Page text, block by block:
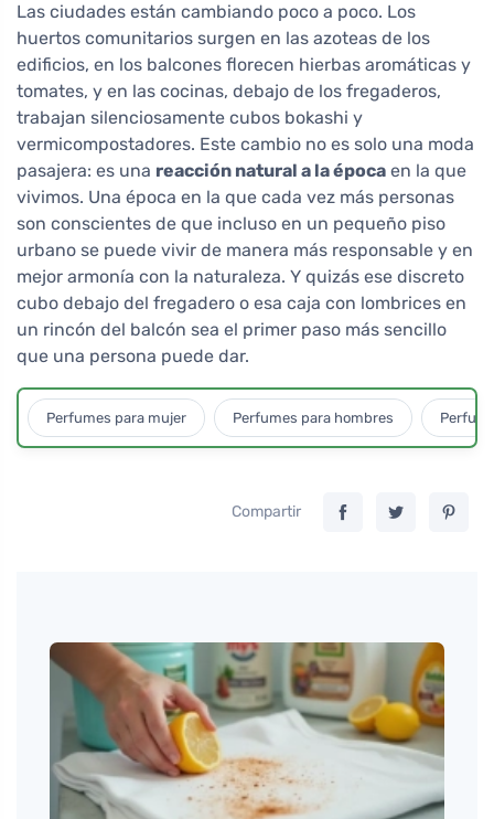
Las ciudades están cambiando poco a poco. Los
huertos comunitarios surgen en las azoteas de los
edificios, en los balcones florecen hierbas aromáticas y
tomates, y en las cocinas, debajo de los fregaderos,
trabajan silenciosamente cubos bokashi y
vermicompostadores. Este cambio no es solo una moda
pasajera: es una reacción natural a la época en la que
vivimos. Una época en la que cada vez más personas
son conscientes de que incluso en un pequeño piso
urbano se puede vivir de manera más responsable y en
mejor armonía con la naturaleza. Y quizás ese discreto
cubo debajo del fregadero o esa caja con lombrices en
un rincón del balcón sea el primer paso más sencillo
que una persona puede dar.
Perfumes para mujer Perfumes para hombres
Compartir